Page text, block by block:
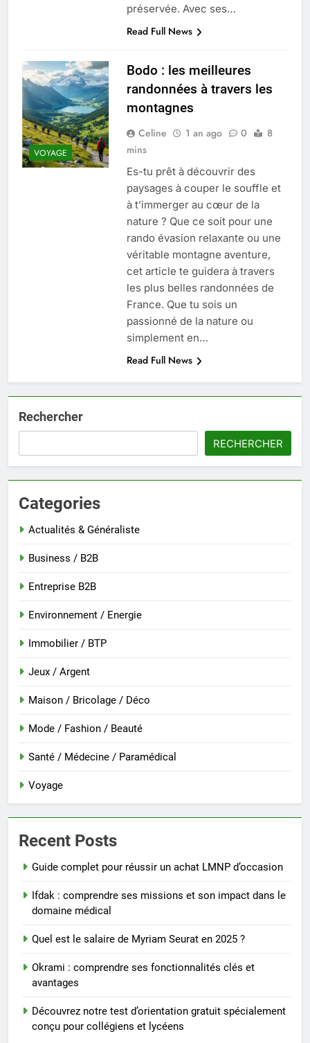
préservée. Avec ses…
Read Full News
VOYAGE
Bodo : les meilleures
randonnées à travers les
montagnes
Celine 1 an ago 0
8
mins
Es-tu prêt à découvrir des
paysages à couper le souffle et
à t’immerger au cœur de la
nature ? Que ce soit pour une
rando évasion relaxante ou une
véritable montagne aventure,
cet article te guidera à travers
les plus belles randonnées de
France. Que tu sois un
passionné de la nature ou
simplement en…
Read Full News
Rechercher
RECHERCHER
Categories
Actualités & Généraliste
Business / B2B
Entreprise B2B
Environnement / Energie
Immobilier / BTP
Jeux / Argent
Maison / Bricolage / Déco
Mode / Fashion / Beauté
Santé / Médecine / Paramédical
Voyage
Recent Posts
Guide complet pour réussir un achat LMNP d’occasion
Ifdak : comprendre ses missions et son impact dans le
domaine médical
Quel est le salaire de Myriam Seurat en 2025 ?
Okrami : comprendre ses fonctionnalités clés et
avantages
Découvrez notre test d’orientation gratuit spécialement
conçu pour collégiens et lycéens